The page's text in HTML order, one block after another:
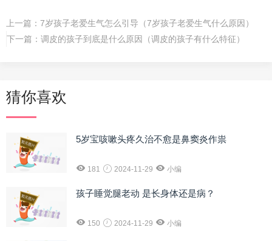
上一篇： 7岁孩子老爱生气怎么引导（7岁孩子老爱生气什么原因）
下一篇： 调皮的孩子到底是什么原因（调皮的孩子有什么特征）
猜你喜欢
5岁宝咳嗽头疼久治不愈是鼻窦炎作祟
181 2024-11-29 小编
孩子睡觉腿老动 是长身体还是病？
150 2024-11-29 小编